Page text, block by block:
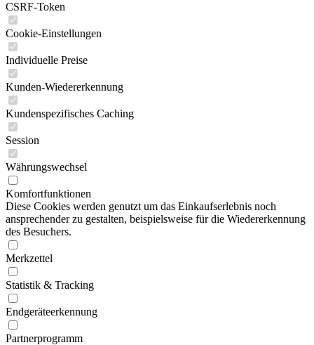
CSRF-Token
Cookie-Einstellungen
Individuelle Preise
Kunden-Wiedererkennung
Kundenspezifisches Caching
Session
Währungswechsel
Komfortfunktionen
Diese Cookies werden genutzt um das Einkaufserlebnis noch
ansprechender zu gestalten, beispielsweise für die Wiedererkennung
des Besuchers.
Merkzettel
Statistik & Tracking
Endgeräteerkennung
Partnerprogramm